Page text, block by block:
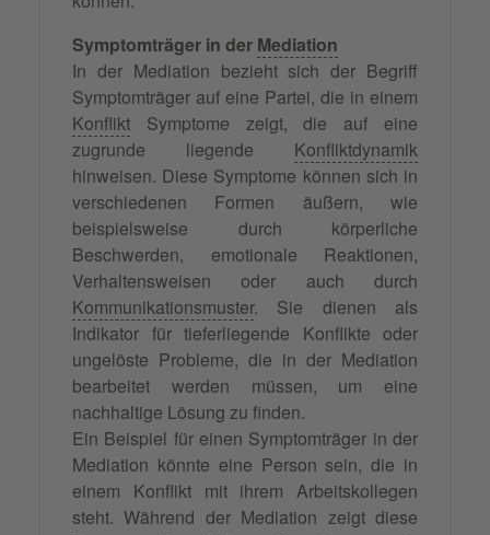
Symptomträger in der Mediation
In der Mediation bezieht sich der Begriff
Symptomträger auf eine Partei, die in einem
Konflikt Symptome zeigt, die auf eine
zugrunde liegende Konfliktdynamik
hinweisen. Diese Symptome können sich in
verschiedenen Formen äußern, wie
beispielsweise durch körperliche
Beschwerden, emotionale Reaktionen,
Verhaltensweisen oder auch durch
Kommunikationsmuster. Sie dienen als
Indikator für tieferliegende Konflikte oder
ungelöste Probleme, die in der Mediation
bearbeitet werden müssen, um eine
nachhaltige Lösung zu finden.
Ein Beispiel für einen Symptomträger in der
Mediation könnte eine Person sein, die in
einem Konflikt mit ihrem Arbeitskollegen
steht. Während der Mediation zeigt diese